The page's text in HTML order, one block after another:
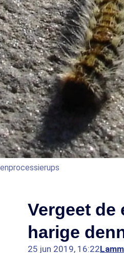
Vergeet
harige
25 jun 2019, 16:22